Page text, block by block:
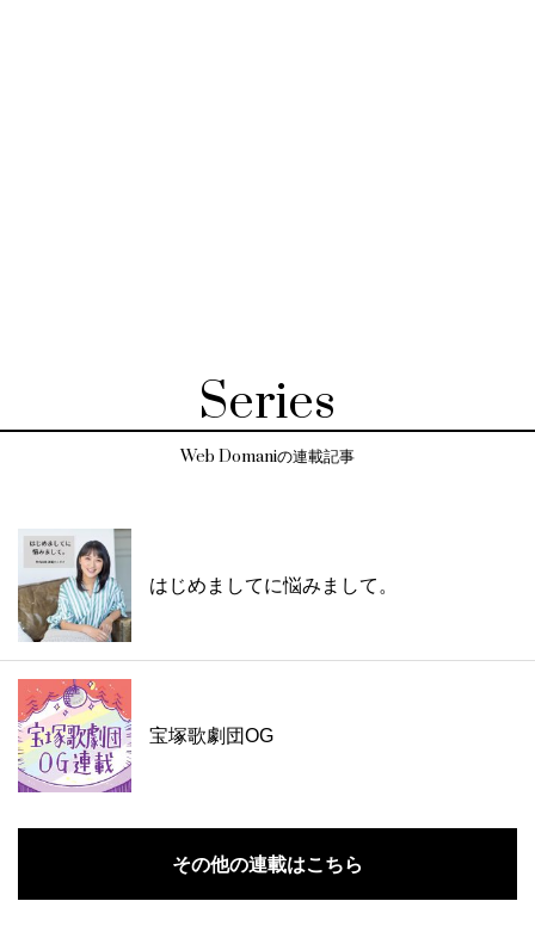
Series
Web Domaniの連載記事
はじめましてに悩みまして。
宝塚歌劇団OG
その他の連載はこちら